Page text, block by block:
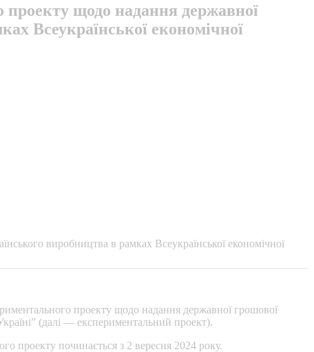
щодо надання державної
Всеукраїнської економічної
виробництва в рамках Всеукраїнської економічної
проекту щодо надання державної грошової
(далі — експериментальний проект).
проекту починається з 2 вересня 2024 року.